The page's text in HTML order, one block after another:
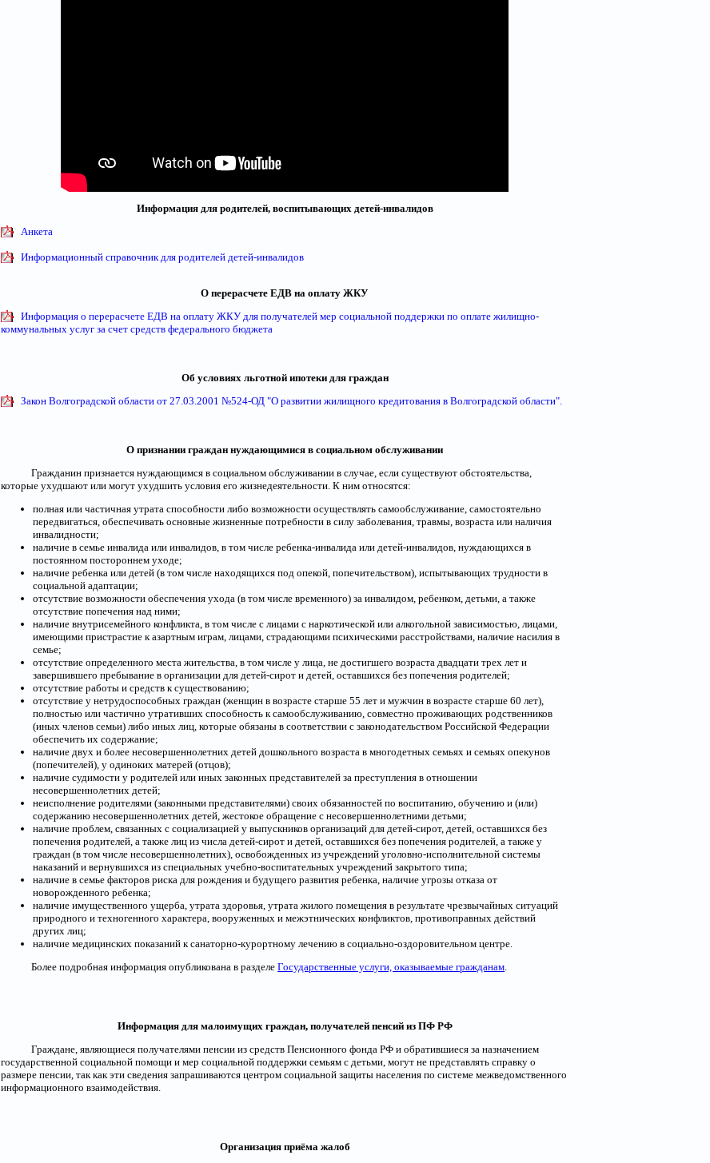
Информация для родителей, воспитывающих детей-инвалидов
Анкета
Информационный справочник для родителей детей-инвалидов
О перерасчете ЕДВ на оплату ЖКУ
Информация о перерасчете ЕДВ на оплату ЖКУ для получателей мер социальной поддержки по оплате жилищно-
коммунальных услуг за счет средств федерального бюджета
Об условиях льготной ипотеки для граждан
Закон Волгоградской области от 27.03.2001 №524-ОД "О развитии жилищного кредитования в Волгоградской области".
О признании граждан нуждающимися в социальном обслуживании
Гражданин признается нуждающимся в социальном обслуживании в случае, если существуют обстоятельства,
которые ухудшают или могут ухудшить условия его жизнедеятельности. К ним относятся:
полная или частичная утрата способности либо возможности осуществлять самообслуживание, самостоятельно
передвигаться, обеспечивать основные жизненные потребности в силу заболевания, травмы, возраста или наличия
инвалидности;
наличие в семье инвалида или инвалидов, в том числе ребенка-инвалида или детей-инвалидов, нуждающихся в
постоянном постороннем уходе;
наличие ребенка или детей (в том числе находящихся под опекой, попечительством), испытывающих трудности в
социальной адаптации;
отсутствие возможности обеспечения ухода (в том числе временного) за инвалидом, ребенком, детьми, а также
отсутствие попечения над ними;
наличие внутрисемейного конфликта, в том числе с лицами с наркотической или алкогольной зависимостью, лицами,
имеющими пристрастие к азартным играм, лицами, страдающими психическими расстройствами, наличие насилия в
семье;
отсутствие определенного места жительства, в том числе у лица, не достигшего возраста двадцати трех лет и
завершившего пребывание в организации для детей-сирот и детей, оставшихся без попечения родителей;
отсутствие работы и средств к существованию;
отсутствие у нетрудоспособных граждан (женщин в возрасте старше 55 лет и мужчин в возрасте старше 60 лет),
полностью или частично утративших способность к самообслуживанию, совместно проживающих родственников
(иных членов семьи) либо иных лиц, которые обязаны в соответствии с законодательством Российской Федерации
обеспечить их содержание;
наличие двух и более несовершеннолетних детей дошкольного возраста в многодетных семьях и семьях опекунов
(попечителей), у одиноких матерей (отцов);
наличие судимости у родителей или иных законных представителей за преступления в отношении
несовершеннолетних детей;
неисполнение родителями (законными представителями) своих обязанностей по воспитанию, обучению и (или)
содержанию несовершеннолетних детей, жестокое обращение с несовершеннолетними детьми;
наличие проблем, связанных с социализацией у выпускников организаций для детей-сирот, детей, оставшихся без
попечения родителей, а также лиц из числа детей-сирот и детей, оставшихся без попечения родителей, а также у
граждан (в том числе несовершеннолетних), освобожденных из учреждений уголовно-исполнительной системы
наказаний и вернувшихся из специальных учебно-воспитательных учреждений закрытого типа;
наличие в семье факторов риска для рождения и будущего развития ребенка, наличие угрозы отказа от
новорожденного ребенка;
наличие имущественного ущерба, утрата здоровья, утрата жилого помещения в результате чрезвычайных ситуаций
природного и техногенного характера, вооруженных и межэтнических конфликтов, противоправных действий
других лиц;
наличие медицинских показаний к санаторно-курортному лечению в социально-оздоровительном центре.
Более подробная информация опубликована в разделеГосударственные услуги, оказываемые гражданам.
Информация для малоимущих граждан, получателей пенсий из ПФ РФ
Граждане, являющиеся получателями пенсии из средств Пенсионного фонда РФ и обратившиеся за назначением
государственной социальной помощи и мер социальной поддержки семьям с детьми, могут не представлять справку о
размере пенсии, так как эти сведения запрашиваются центром социальной защиты населения по системе межведомственного
информационного взаимодействия.
Организация приёма жалоб